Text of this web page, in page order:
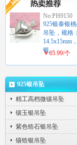
No:PH9150
925银泰银
吊坠，规格：
14.5x15mm，
银…
￥65.99/个
925银吊坠
精工高档微镶吊坠
镶玉银吊坠
紫色锆石银吊坠
镶锆银吊坠